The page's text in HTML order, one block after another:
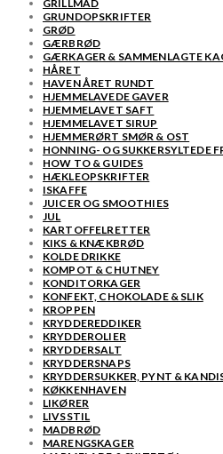
GRILLMAD
GRUNDOPSKRIFTER
GRØD
GÆRBRØD
GÆRKAGER & SAMMENLAGTE
HÅRET
HAVEN ÅRET RUNDT
HJEMMELAVEDE GAVER
HJEMMELAVET SAFT
HJEMMELAVET SIRUP
HJEMMERØRT SMØR & OST
HONNING- OG SUKKERSYLTEDE
HOW TO & GUIDES
HÆKLEOPSKRIFTER
ISKAFFE
JUICER OG SMOOTHIES
JUL
KARTOFFELRETTER
KIKS & KNÆKBRØD
KOLDE DRIKKE
KOMPOT & CHUTNEY
KONDITORKAGER
KONFEKT, CHOKOLADE & SLIK
KROPPEN
KRYDDEREDDIKER
KRYDDEROLIER
KRYDDERSALT
KRYDDERSNAPS
KRYDDERSUKKER, PYNT &
KØKKENHAVEN
LIKØRER
LIVSSTIL
MADBRØD
MARENGSKAGER